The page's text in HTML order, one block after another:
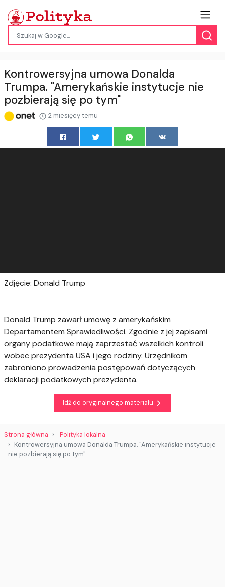
Kontrowersyjna umowa Donalda
Trumpa. "Amerykańskie instytucje nie
pozbierają się po tym"
2 miesięcy temu
Zdjęcie: Donald Trump
Donald Trump zawarł umowę z amerykańskim
Departamentem Sprawiedliwości. Zgodnie z jej zapisami
organy podatkowe mają zaprzestać wszelkich kontroli
wobec prezydenta USA i jego rodziny. Urzędnikom
zabroniono prowadzenia postępowań dotyczących
deklaracji podatkowych prezydenta.
Idź do oryginalnego materiału
Strona główna
Polityka lokalna
Kontrowersyjna umowa Donalda Trumpa. "Amerykańskie instytucje
nie pozbierają się po tym"